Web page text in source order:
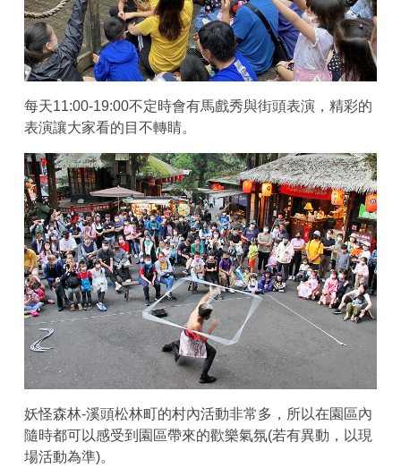
每天11:00-19:00不定時會有馬戲秀與街頭表演，精彩的
表演讓大家看的目不轉睛。
妖怪森林-溪頭松林町的村內活動非常多，所以在園區內
隨時都可以感受到園區帶來的歡樂氣氛(若有異動，以現
場活動為準)。